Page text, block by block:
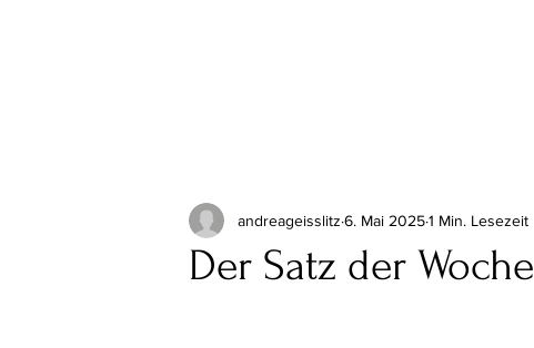
Der Satz der Woche
andreageisslitz 6. Mai 20251 Min. Lesezeit